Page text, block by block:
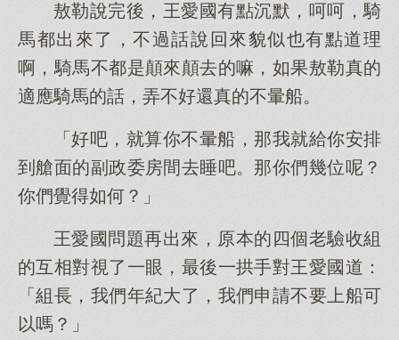
敖勒說完後，王愛國有點沉默，呵呵，騎
馬都出來了，不過話說回來貌似也有點道理
啊，騎馬不都是顛來顛去的嘛，如果敖勒真的
適應騎馬的話，弄不好還真的不暈船。
「好吧，就算你不暈船，那我就給你安排
到艙面的副政委房間去睡吧。那你們幾位呢？
你們覺得如何？」
王愛國問題再出來，原本的四個老驗收組
的互相對視了一眼，最後一拱手對王愛國道：
「組長，我們年紀大了，我們申請不要上船可
以嗎？」